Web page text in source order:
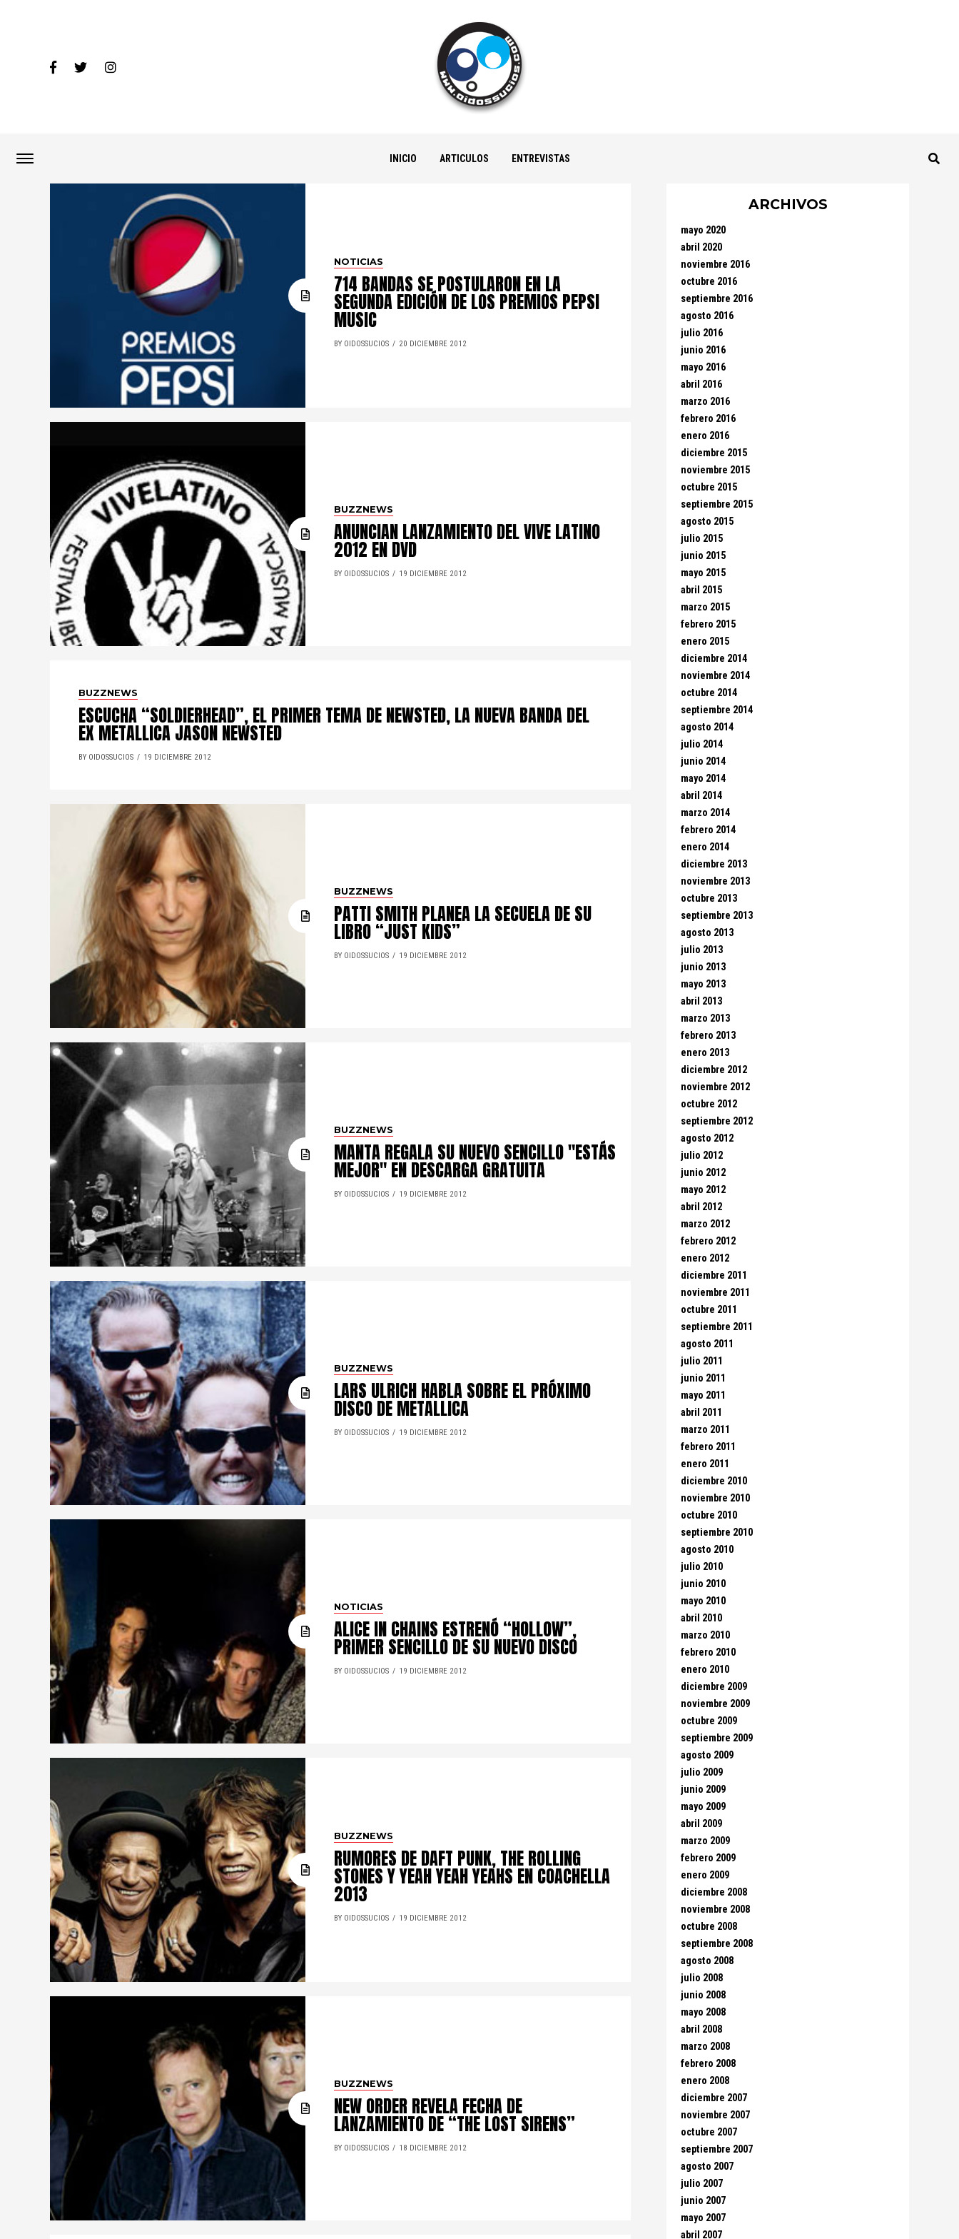
INICIO ARTICULOS ENTREVISTAS
NOTICIAS
714 BANDAS SE POSTULARON EN LA
SEGUNDA EDICIÓN DE LOS PREMIOS PEPSI
MUSIC
BY OIDOSSUCIOS 20 DICIEMBRE 2012
BUZZNEWS
ANUNCIAN LANZAMIENTO DEL VIVE LATINO
2012 EN DVD
BY OIDOSSUCIOS 19 DICIEMBRE 2012
BUZZNEWS
ESCUCHA “SOLDIERHEAD”, EL PRIMER TEMA DE NEWSTED, LA NUEVA BANDA DEL
EX METALLICA JASON NEWSTED
BY OIDOSSUCIOS 19 DICIEMBRE 2012
BUZZNEWS
PATTI SMITH PLANEA LA SECUELA DE SU
LIBRO “JUST KIDS”
BY OIDOSSUCIOS 19 DICIEMBRE 2012
BUZZNEWS
MANTA REGALA SU NUEVO SENCILLO "ESTÁS
MEJOR" EN DESCARGA GRATUITA
BY OIDOSSUCIOS 19 DICIEMBRE 2012
BUZZNEWS
LARS ULRICH HABLA SOBRE EL PRÓXIMO
DISCO DE METALLICA
BY OIDOSSUCIOS 19 DICIEMBRE 2012
NOTICIAS
ALICE IN CHAINS ESTRENÓ “HOLLOW”,
PRIMER SENCILLO DE SU NUEVO DISCO
BY OIDOSSUCIOS 19 DICIEMBRE 2012
BUZZNEWS
RUMORES DE DAFT PUNK, THE ROLLING
STONES Y YEAH YEAH YEAHS EN COACHELLA
2013
BY OIDOSSUCIOS 19 DICIEMBRE 2012
BUZZNEWS
NEW ORDER REVELA FECHA DE
LANZAMIENTO DE “THE LOST SIRENS”
BY OIDOSSUCIOS 18 DICIEMBRE 2012
ARCHIVOS
mayo 2020
abril 2020
noviembre 2016
octubre 2016
septiembre 2016
agosto 2016
julio 2016
junio 2016
mayo 2016
abril 2016
marzo 2016
febrero 2016
enero 2016
diciembre 2015
noviembre 2015
octubre 2015
septiembre 2015
agosto 2015
julio 2015
junio 2015
mayo 2015
abril 2015
marzo 2015
febrero 2015
enero 2015
diciembre 2014
noviembre 2014
octubre 2014
septiembre 2014
agosto 2014
julio 2014
junio 2014
mayo 2014
abril 2014
marzo 2014
febrero 2014
enero 2014
diciembre 2013
noviembre 2013
octubre 2013
septiembre 2013
agosto 2013
julio 2013
junio 2013
mayo 2013
abril 2013
marzo 2013
febrero 2013
enero 2013
diciembre 2012
noviembre 2012
octubre 2012
septiembre 2012
agosto 2012
julio 2012
junio 2012
mayo 2012
abril 2012
marzo 2012
febrero 2012
enero 2012
diciembre 2011
noviembre 2011
octubre 2011
septiembre 2011
agosto 2011
julio 2011
junio 2011
mayo 2011
abril 2011
marzo 2011
febrero 2011
enero 2011
diciembre 2010
noviembre 2010
octubre 2010
septiembre 2010
agosto 2010
julio 2010
junio 2010
mayo 2010
abril 2010
marzo 2010
febrero 2010
enero 2010
diciembre 2009
noviembre 2009
octubre 2009
septiembre 2009
agosto 2009
julio 2009
junio 2009
mayo 2009
abril 2009
marzo 2009
febrero 2009
enero 2009
diciembre 2008
noviembre 2008
octubre 2008
septiembre 2008
agosto 2008
julio 2008
junio 2008
mayo 2008
abril 2008
marzo 2008
febrero 2008
enero 2008
diciembre 2007
noviembre 2007
octubre 2007
septiembre 2007
agosto 2007
julio 2007
junio 2007
mayo 2007
abril 2007